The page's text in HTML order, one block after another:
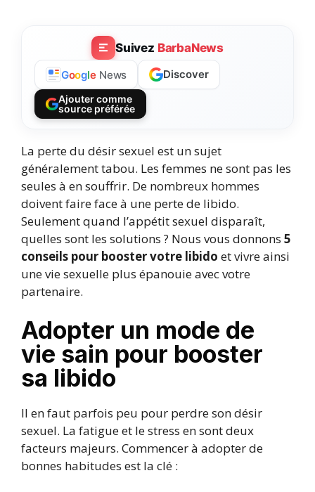
Suivez BarbaNews
Google News Discover
Ajouter comme
source préférée
La perte du désir sexuel est un sujet
généralement tabou. Les femmes ne sont pas les
seules à en souffrir. De nombreux hommes
doivent faire face à une perte de libido.
Seulement quand l’appétit sexuel disparaît,
quelles sont les solutions ? Nous vous donnons 5
conseils pour booster votre libido et vivre ainsi
une vie sexuelle plus épanouie avec votre
partenaire.
Adopter un mode de
vie sain pour booster
sa libido
Il en faut parfois peu pour perdre son désir
sexuel. La fatigue et le stress en sont deux
facteurs majeurs. Commencer à adopter de
bonnes habitudes est la clé :